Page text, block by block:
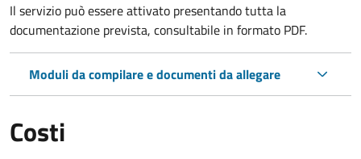
Il servizio può essere attivato presentando tutta la
documentazione prevista, consultabile in formato PDF.
Moduli da compilare e documenti da allegare
Costi